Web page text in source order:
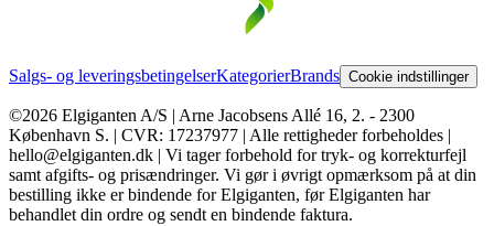
Salgs- og leveringsbetingelserKategorierBrands Cookie indstillinger
©2026 Elgiganten A/S | Arne Jacobsens Allé 16, 2. - 2300
København S. | CVR: 17237977 | Alle rettigheder forbeholdes |
hello@elgiganten.dk | Vi tager forbehold for tryk- og korrekturfejl
samt afgifts- og prisændringer. Vi gør i øvrigt opmærksom på at din
bestilling ikke er bindende for Elgiganten, før Elgiganten har
behandlet din ordre og sendt en bindende faktura.